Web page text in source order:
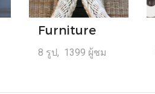
Furniture
8 รูป, 1399 ผู้ชม